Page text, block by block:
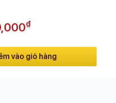
₫
vào giỏ hàng